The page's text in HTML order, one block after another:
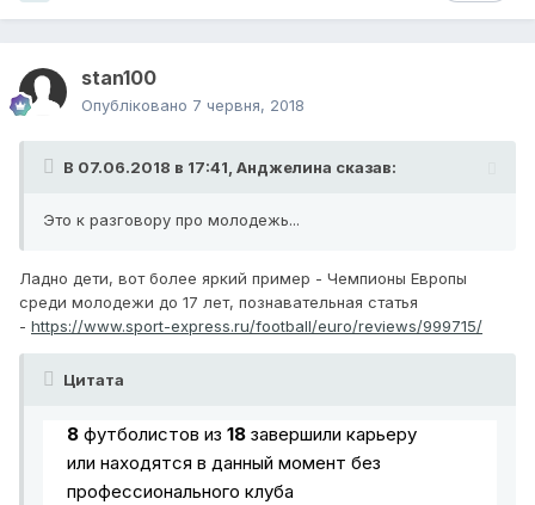
stan100
Опубліковано 7 червня, 2018
В 07.06.2018 в 17:41, Анджелина сказав:
Это к разговору про молодежь...
Ладно дети, вот более яркий пример - Чемпионы Европы
среди молодежи до 17 лет, познавательная статья
- https://www.sport-express.ru/football/euro/reviews/999715/
Цитата
8 футболистов из 18 завершили карьеру
или находятся в данный момент без
профессионального клуба